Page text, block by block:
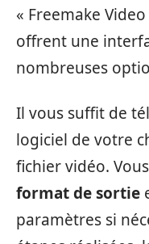
« Freemake
offrent une
nombreuses
Il vous suffit de
logiciel de votre
fichier vidéo.
format de sortie
paramètres si